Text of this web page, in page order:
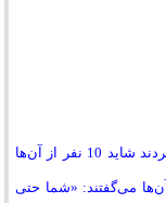
مشکلات سد راه نیز به تناسب اهمیت این موضوع زیاد بوده است. «از 100 استادی که در این پروژه شرکت کردند شاید 10 نفر از آن‌ها
می‌گفتند: «شما حتی